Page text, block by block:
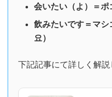
会いたい（よ）＝ポ
飲みたいです＝マシ
요）
下記記事にて詳しく解説